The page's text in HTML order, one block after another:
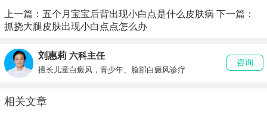
上一篇： 五个月宝宝后背出现小白点是什么皮肤病 下一篇：
抓挠大腿皮肤出现小白点点怎么办
刘惠莉 六科主任
擅长儿童白癜风，青少年、脸部白癜风诊疗
咨询
相关文章